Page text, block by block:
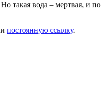
такая вода – мертвая, и
постоянную ссылку.